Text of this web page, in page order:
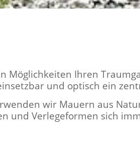
Möglichkeiten Ihren
und optisch ein
wir Mauern aus
und Verlegeformen sich